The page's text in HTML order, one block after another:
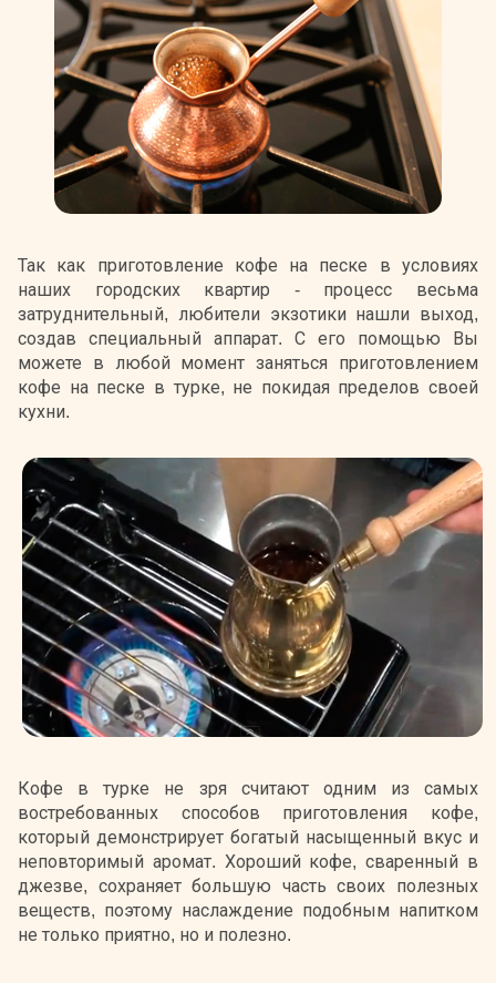
Так как приготовление кофе на песке в условиях
наших городских квартир - процесс весьма
затруднительный, любители экзотики нашли выход,
создав специальный аппарат. С его помощью Вы
можете в любой момент заняться приготовлением
кофе на песке в турке, не покидая пределов своей
кухни.
Кофе в турке не зря считают одним из самых
востребованных способов приготовления кофе,
который демонстрирует богатый насыщенный вкус и
неповторимый аромат. Хороший кофе, сваренный в
джезве, сохраняет большую часть своих полезных
веществ, поэтому наслаждение подобным напитком
не только приятно, но и полезно.